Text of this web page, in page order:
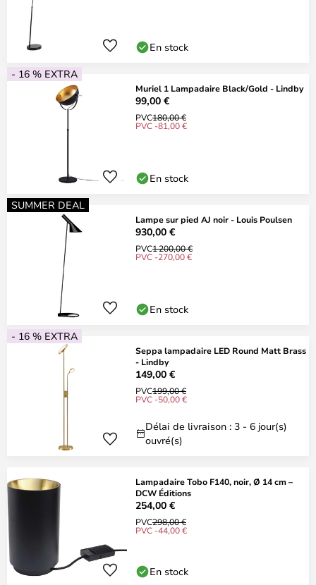
En stock
- 16 % EXTRA
Muriel 1 Lampadaire Black/Gold - Lindby
99,00 €
PVC180,00 €
PVC -81,00 €
En stock
SUMMER DEAL
Lampe sur pied AJ noir - Louis Poulsen
930,00 €
PVC1 200,00 €
PVC -270,00 €
En stock
- 16 % EXTRA
Seppa lampadaire LED Round Matt Brass
- Lindby
149,00 €
PVC199,00 €
PVC -50,00 €
Délai de livraison : 3 - 6 jour(s)
ouvré(s)
Lampadaire Tobo F140, noir, Ø 14 cm –
DCW Éditions
254,00 €
PVC298,00 €
PVC -44,00 €
En stock